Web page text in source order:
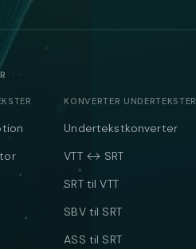
KONVERTER UNDERTEKSTER
Undertekstkonverter
VTT ↔ SRT
SRT til VTT
SBV til SRT
ASS til SRT